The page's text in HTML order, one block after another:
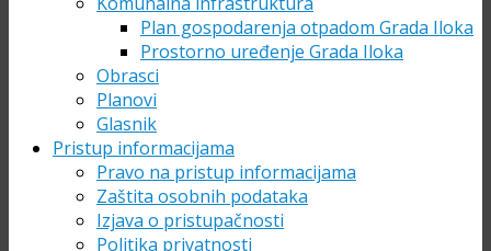
Plan gospodarenja otpadom Grada Iloka
Prostorno uređenje Grada Iloka
Obrasci
Planovi
Glasnik
Pristup informacijama
Pravo na pristup informacijama
Zaštita osobnih podataka
Izjava o pristupačnosti
Politika privatnosti